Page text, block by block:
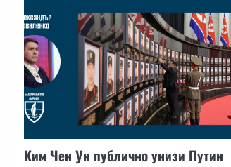
Ким Чен Ун публично унизи Путин